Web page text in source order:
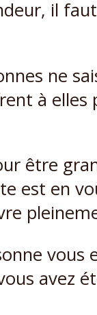
il
ne
à elles
être
est en
vous
avez